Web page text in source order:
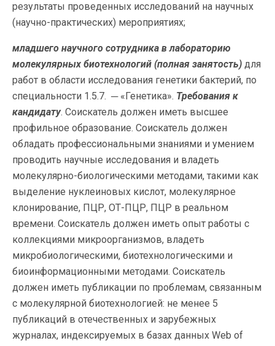
результаты проведенных исследований на научных
(научно-практических) мероприятиях;
младшего научного сотрудника в лабораторию
молекулярных биотехнологий (полная занятость) для
работ в области исследования генетики бактерий, по
специальности 1.5.7. ─ «Генетика». Требования к
кандидату. Соискатель должен иметь высшее
профильное образование. Соискатель должен
обладать профессиональными знаниями и умением
проводить научные исследования и владеть
молекулярно-биологическими методами, такими как
выделение нуклеиновых кислот, молекулярное
клонирование, ПЦР, ОТ-ПЦР, ПЦР в реальном
времени. Соискатель должен иметь опыт работы с
коллекциями микроорганизмов, владеть
микробиологическими, биотехнологическими и
биоинформационными методами. Соискатель
должен иметь публикации по проблемам, связанным
с молекулярной биотехнологией: не менее 5
публикаций в отечественных и зарубежных
журналах, индексируемых в базах данных Web of